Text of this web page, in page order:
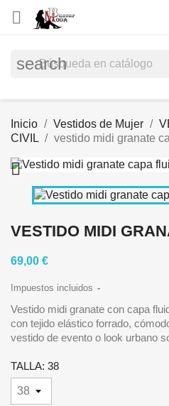

search
Inicio Vestidos de Mujer
CIVIL
vestido midi granate

VESTIDO MIDI
69,00 €
Impuestos incluidos
Vestido midi granate con capa
con tejido elástico forrado,
vestido de evento o look urbano
TALLA: 38